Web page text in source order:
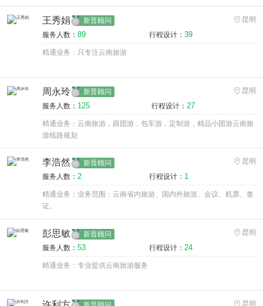
王秀娟 新晋顾问
昆明
服务人数： 89 行程设计： 39
精通业务：只专注云南旅游
周永玲 新晋顾问
昆明
服务人数： 125 行程设计： 27
精通业务：云南旅游，跟团游，包车游，定制游，精品小团游云南旅
游线路规划
李浩然 新晋顾问
昆明
服务人数： 2 行程设计： 1
精通业务：业务范围：云南省内旅游、国内外旅游、会议、机票、签
证。
彭思敏 新晋顾问
昆明
服务人数： 53 行程设计： 24
精通业务：专业提供云南旅游服务
昆明